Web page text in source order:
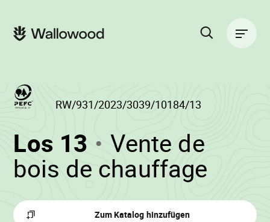
springen
springen
Los 13 (RW/931/
-
Vente de
bois de chauffage
RW/931/2023/3039/10184/13
Zum Katalog hinzufügen